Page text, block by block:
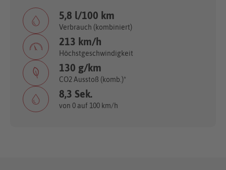
5,8 l/100 km
Verbrauch (kombiniert)
213 km/h
Höchstgeschwindigkeit
130 g/km
CO2 Ausstoß (komb.)*
8,3 Sek.
von 0 auf 100 km/h